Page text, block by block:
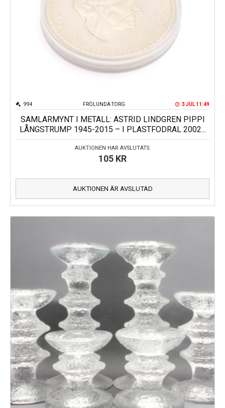
FRÖLUNDA TORG
994 3 JUL 11:49
SAMLARMYNT I METALL: ASTRID LINDGREN PIPPI
LÅNGSTRUMP 1945-2015 – I PLASTFODRAL 2002...
AUKTIONEN HAR AVSLUTATS:
105 KR
AUKTIONEN ÄR AVSLUTAD